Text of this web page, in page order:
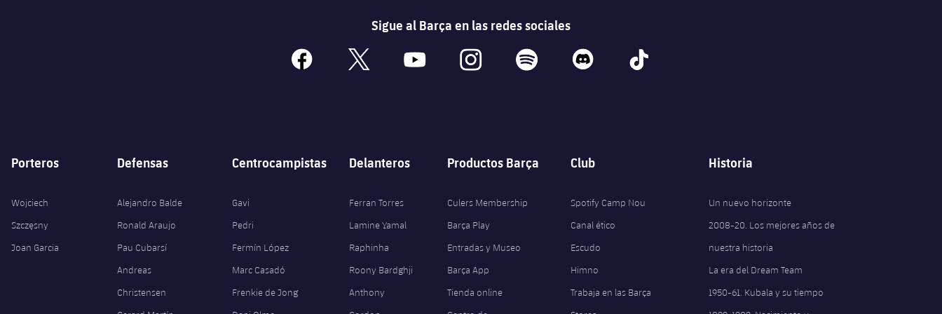
Sigue al Barça en las redes sociales
facebook x youtube instagram spotify discord tiktok
Porteros
Wojciech
Szczęsny
Joan Garcia
Defensas
Alejandro Balde
Ronald Araujo
Pau Cubarsí
Andreas
Christensen
Centrocampistas
Gavi
Pedri
Fermín López
Marc Casadó
Frenkie de Jong
Delanteros
Ferran Torres
Lamine Yamal
Raphinha
Roony Bardghji
Anthony
Productos Barça
Culers Membership
Barça Play
Entradas y Museo
Barça App
Tienda online
Club
Spotify Camp Nou
Canal ético
Escudo
Himno
Trabaja en las Barça
Historia
Un nuevo horizonte
2008-20. Los mejores años de
nuestra historia
La era del Dream Team
1950-61. Kubala y su tiempo